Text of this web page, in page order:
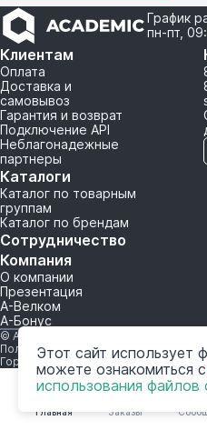
Главная Заказы
График
пн-пт,
Клиентам
Оплата
Доставка и
самовывоз
Гарантия и возврат
Подключение API
Неблагонадежные
партнеры
Каталоги
Каталог по товарным
группам
Каталог по брендам
Сотрудничество
Компания
О компании
Презентация
А-Велком
А-Бонус
© A-AC.RU 2015-2026. Все права
Политика обработки персональных
Горячая линия корпоративного
Этот сайт использует
можете ознакомиться с
использования файлов